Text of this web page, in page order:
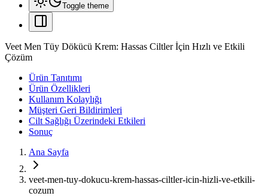
Toggle theme
Veet Men Tüy Dökücü Krem: Hassas Ciltler İçin Hızlı ve Etkili
Çözüm
Ürün Tanıtımı
Ürün Özellikleri
Kullanım Kolaylığı
Müşteri Geri Bildirimleri
Cilt Sağlığı Üzerindeki Etkileri
Sonuç
Ana Sayfa
veet-men-tuy-dokucu-krem-hassas-ciltler-icin-hizli-ve-etkili-
cozum